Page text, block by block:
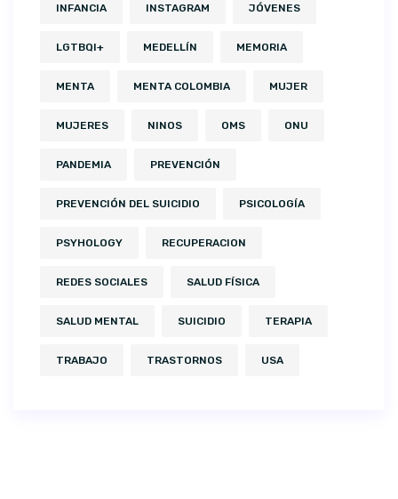
INFANCIA INSTAGRAM JÓVENES
LGTBQI+ MEDELLÍN MEMORIA
MENTA MENTA COLOMBIA MUJER
MUJERES NINOS OMS ONU
PANDEMIA PREVENCIÓN
PREVENCIÓN DEL SUICIDIO PSICOLOGÍA
PSYHOLOGY RECUPERACION
REDES SOCIALES SALUD FÍSICA
SALUD MENTAL SUICIDIO TERAPIA
TRABAJO TRASTORNOS USA